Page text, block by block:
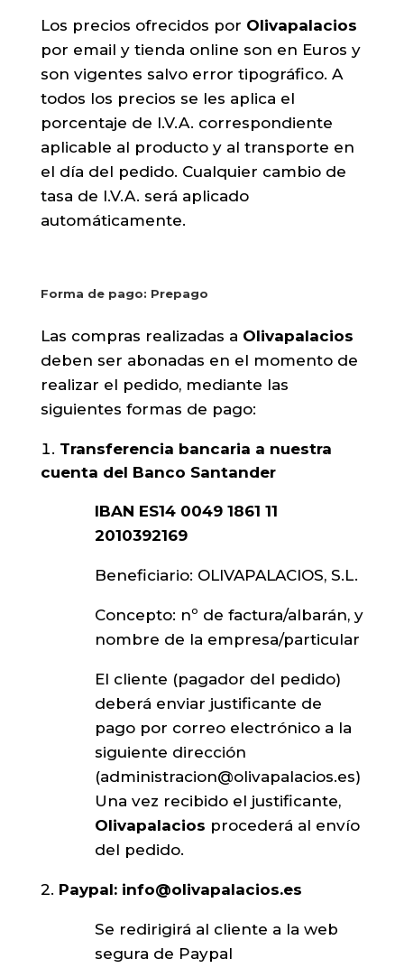
Los precios ofrecidos por Olivapalacios
por email y tienda online son en Euros y
son vigentes salvo error tipográfico. A
todos los precios se les aplica el
porcentaje de I.V.A. correspondiente
aplicable al producto y al transporte en
el día del pedido. Cualquier cambio de
tasa de I.V.A. será aplicado
automáticamente.
Forma de pago: Prepago
Las compras realizadas a Olivapalacios
deben ser abonadas en el momento de
realizar el pedido, mediante las
siguientes formas de pago:
Transferencia bancaria a nuestra
cuenta del Banco Santander
IBAN ES14 0049 1861 11
2010392169
Beneficiario: OLIVAPALACIOS, S.L.
Concepto: nº de factura/albarán, y
nombre de la empresa/particular
El cliente (pagador del pedido)
deberá enviar justificante de
pago por correo electrónico a la
siguiente dirección
(administracion@olivapalacios.es)
Una vez recibido el justificante,
Olivapalacios procederá al envío
del pedido.
2. Paypal: info@olivapalacios.es
Se redirigirá al cliente a la web
segura de Paypal